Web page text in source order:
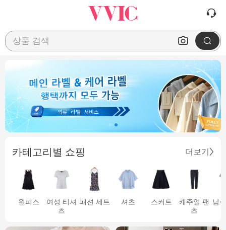
상품 검색
카테고리별 쇼핑 더보기
원피스
여성 티셔
츠
패션 세트 셔츠 스커트
캐주얼 팬
츠
남